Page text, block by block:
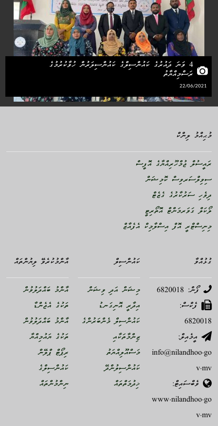
4 ވަނަ ދައުރުގެ ކައުންސިލްގެ ކައުންސިލަރުން ހުވާކުރުމުގެ
ރަސްމިއްޔާތު
22/06/2021
މުޙިއްމު ލިންކް
ރައީސުލް ޖުމްހޫރިއްޔާގެ އޮފީސް
ސިވިލްސަރވިސް ކޮމިޝަން
ދިވެހި ސަރުކާރުގެ ގެޒެޓް
ލޯކަލް ގަވަރމަންޓް އޮތޯރިޓީ
މިނިސްޓްރީ އޮފް އިސްލާމިކް އެފެއާޒް
އާންމުކުރެވޭ ލިޔުންތައް
އާންމު ބައްދަލުވުން
ތަކުގެ އެޖެންޑާ
އާންމު ބައްދަލުވުން
ތަކުގެ ޔައުމިއްޔާ
ރިޕޯޓް ޕްލޭން
ކައުންސިލްގެ
ނިންމުންތައް
ކައުންސިލް
މިޝަން އަދި ވިޝަން
އިދާރީ އޮނިގަނޑު
ކައުންސިލް މެންބަރުންގެ
ޒިންމާތަކާއި
މަސްއޫލިއްޔަތު
ކައުންސިލުންދޭ
ޚިދުމަތްތައް
ގުޅުއްވާ
ފޯން: 6820018
ފެކްސް:
6820018
އީމެއިލް:
info@nilandhoo.go
v.mv
ވެބްސައިޓް:
www.nilandhoo.go
v.mv